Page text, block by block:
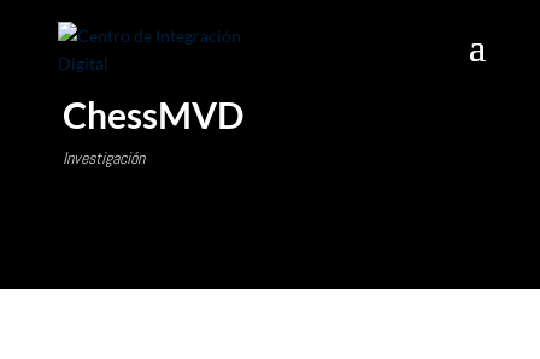
ChessMVD
Investigación